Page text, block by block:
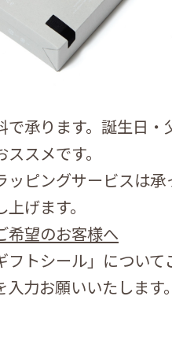
で承ります。誕生日
スメです。
ピングサービスは承
げます。
希望のお客様へ
フトシール」につい
入力お願いいたします